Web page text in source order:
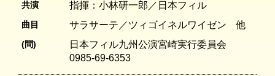
共演 指揮：小林研一郎／日本フィル
曲目 サラサーテ／ツィゴイネルワイゼン 他
(問)
日本フィル九州公演宮崎実行委員会
0985-69-6353